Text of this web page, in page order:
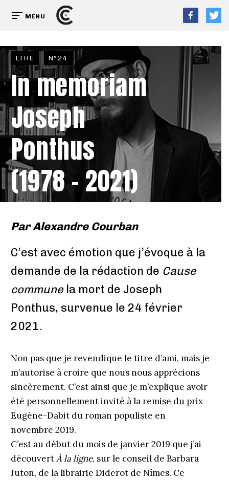
MENU
LIRE N°24
In memoriam
Joseph
Ponthus
(1978 – 2021)
ParAlexandre Courban
C’est avec émotion que j’évoque à la
demande de la rédaction de Cause
communela mort de Joseph
Ponthus, survenue le 24 février
2021.
Non pas que je revendique le titre d’ami, mais je
m’autorise à croire que nous nous apprécions
sincèrement. C’est ainsi que je m’explique avoir
été personnellement invité à la remise du prix
Eugène-Dabit du roman populiste en
novembre 2019.
C’est au début du mois de janvier 2019 que j’ai
découvertÀ la ligne, sur le conseil de Barbara
Juton, de la librairie Diderot de Nîmes. Ce